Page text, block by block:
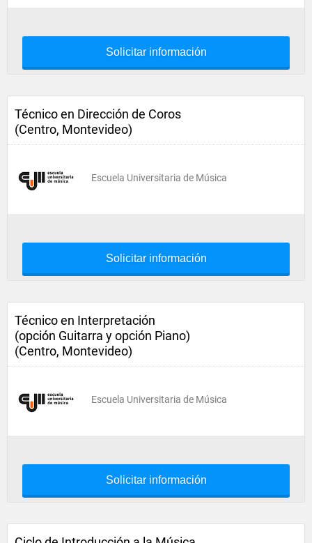
Solicitar información
Técnico en Dirección de Coros
(Centro, Montevideo)
Escuela Universitaria de Música
Solicitar información
Técnico en Interpretación
(opción Guitarra y opción Piano)
(Centro, Montevideo)
Escuela Universitaria de Música
Solicitar información